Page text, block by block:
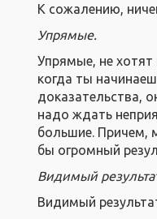
К сожалению,
Упрямые.
Упрямые, не
когда ты
доказательства,
надо ждать
большие. Причем,
бы огромный
Видимый
Видимый